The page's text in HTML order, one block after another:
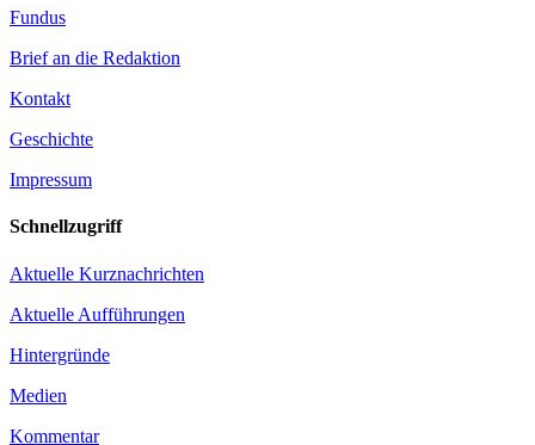
Fundus
Brief an die Redaktion
Kontakt
Geschichte
Impressum
Schnellzugriff
Aktuelle Kurznachrichten
Aktuelle Aufführungen
Hintergründe
Medien
Kommentar